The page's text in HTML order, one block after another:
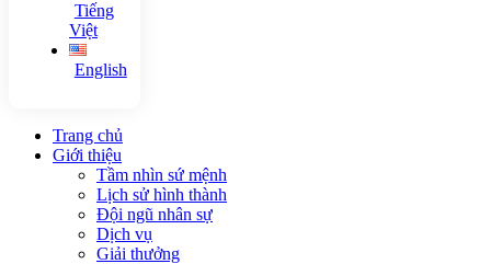
Tiếng
Việt
English
Trang chủ
Giới thiệu
Tầm nhìn sứ mệnh
Lịch sử hình thành
Đội ngũ nhân sự
Dịch vụ
Giải thưởng